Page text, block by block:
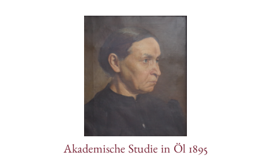
Akademische Studie in Öl 1895